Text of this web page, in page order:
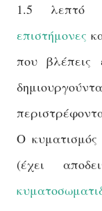
1.5 λεπτό
επιστήμονες
που βλέπεις
Ο
(έχει